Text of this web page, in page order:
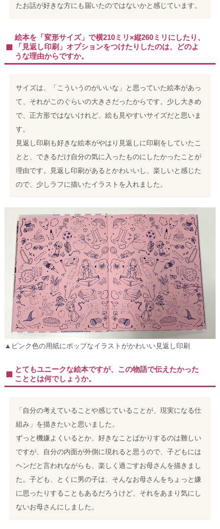
たお話が好きな方にも届いたのではないかと感じています。
絵本を「変形サイズ」で横210ミリ×縦260ミリにしたり、
「見返し印刷」オプションをつけたりしたのは、どのよ
うな理由からですか。
サイズは、「こういうのがいいな」と思っていた絵本があっ
て、それがこのぐらいの大きさだったからです。少し大きめ
で、正方形ではないけれど、絵も見やすいサイズだと思いま
す。
見返し印刷も好きな絵本がやはり見返しに印刷をしていたこ
とと、できるだけ自分の気に入ったものにしたかったことが
理由です。見返し印刷があるとかわいいし、楽しいと感じた
ので、少しラフに描いたイラストを入れました。
▲ピンク色の用紙にポップなイラストがかわいい見返し印刷
とてもユニークな絵本ですが、この物語で伝えたかった
こととは何でしょうか。
「自分の考えていることや感じていることが、現実になる仕
組み」を描きたいと思いました。
ずっと機嫌よくいるとか、好きなことばかりするのは難しい
ですが、自分の内面が外側に現れると思うので、子どもには
ヘンだと言われながらも、楽しく過ごすお母さんを描きまし
た。子ども、とくに男の子は、そんなお母さんをちょっと嫌
に思ったりすることもあるだろうけど、それをあまり気にし
ないお母さんにしました。